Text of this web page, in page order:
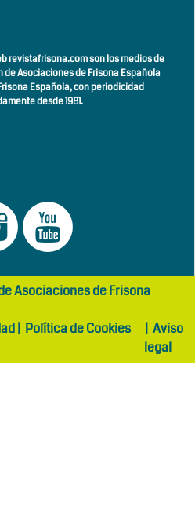
revistafrisona.com son los medios de
Asociaciones de Frisona Española
Española, conperiodicidad
desde 1981.
Asociaciones de Frisona
| Política de Cookies | Aviso
legal